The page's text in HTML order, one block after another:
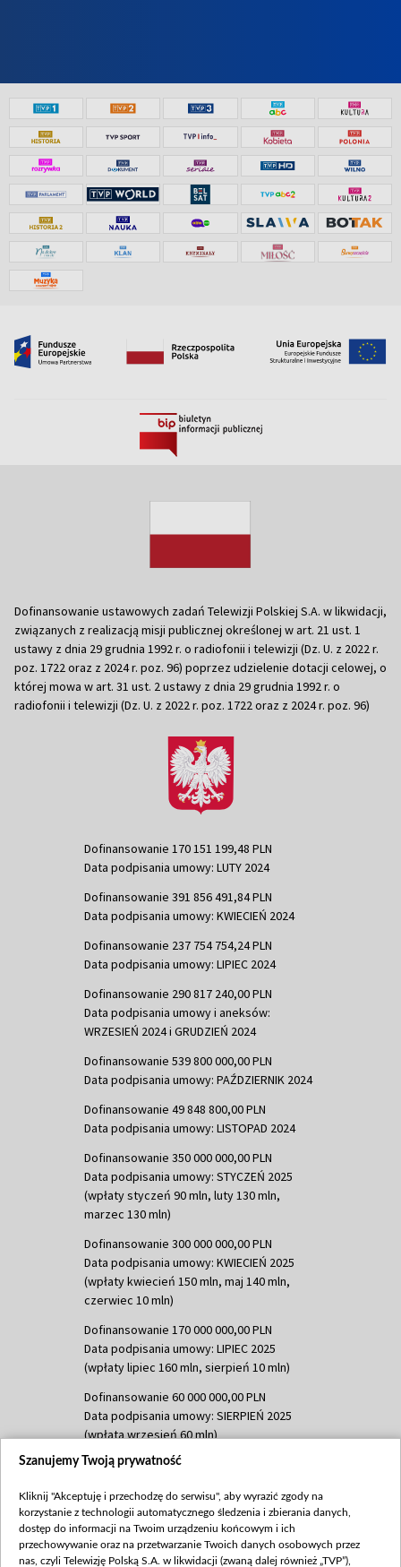
Dofinansowanie ustawowych zadań Telewizji Polskiej S.A. w likwidacji,
związanych z realizacją misji publicznej określonej w art. 21 ust. 1
ustawy z dnia 29 grudnia 1992 r. o radiofonii i telewizji (Dz. U. z 2022 r.
poz. 1722 oraz z 2024 r. poz. 96) poprzez udzielenie dotacji celowej, o
której mowa w art. 31 ust. 2 ustawy z dnia 29 grudnia 1992 r. o
radiofonii i telewizji (Dz. U. z 2022 r. poz. 1722 oraz z 2024 r. poz. 96)
Dofinansowanie 170 151 199,48 PLN
Data podpisania umowy: LUTY 2024
Dofinansowanie 391 856 491,84 PLN
Data podpisania umowy: KWIECIEŃ 2024
Dofinansowanie 237 754 754,24 PLN
Data podpisania umowy: LIPIEC 2024
Dofinansowanie 290 817 240,00 PLN
Data podpisania umowy i aneksów:
WRZESIEŃ 2024 i GRUDZIEŃ 2024
Dofinansowanie 539 800 000,00 PLN
Data podpisania umowy: PAŹDZIERNIK 2024
Dofinansowanie 49 848 800,00 PLN
Data podpisania umowy: LISTOPAD 2024
Dofinansowanie 350 000 000,00 PLN
Data podpisania umowy: STYCZEŃ 2025
(wpłaty styczeń 90 mln, luty 130 mln,
marzec 130 mln)
Dofinansowanie 300 000 000,00 PLN
Data podpisania umowy: KWIECIEŃ 2025
(wpłaty kwiecień 150 mln, maj 140 mln,
czerwiec 10 mln)
Dofinansowanie 170 000 000,00 PLN
Data podpisania umowy: LIPIEC 2025
(wpłaty lipiec 160 mln, sierpień 10 mln)
Dofinansowanie 60 000 000,00 PLN
Data podpisania umowy: SIERPIEŃ 2025
(wpłata wrzesień 60 mln)
Dofinansowanie 635 783 051,21 PLN
(wpłata wrzesień 100 mln, październik 350
mln, listopad 265 mln)
Dofinansowanie 48 862 000,00 PLN
Szanujemy Twoją prywatność
Kliknij "Akceptuję i przechodzę do serwisu", aby wyrazić zgody na
korzystanie z technologii automatycznego śledzenia i zbierania danych,
dostęp do informacji na Twoim urządzeniu końcowym i ich
przechowywanie oraz na przetwarzanie Twoich danych osobowych przez
nas, czyli Telewizję Polską S.A. w likwidacji (zwaną dalej również „TVP”),